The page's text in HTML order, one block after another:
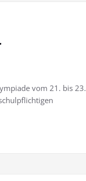
vom 21. bis 23.